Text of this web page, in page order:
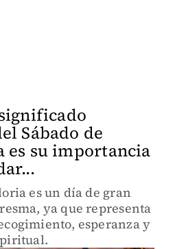
Sábado de
es su importancia
es un día de gran
ya que representa
esperanza y